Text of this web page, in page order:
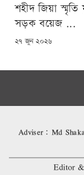
শহীদ জিয়া স্মৃতি
সড়ক বয়েজ ...
POSTED
২৭ জুন ২০২৬
Adviser: Md
Editor